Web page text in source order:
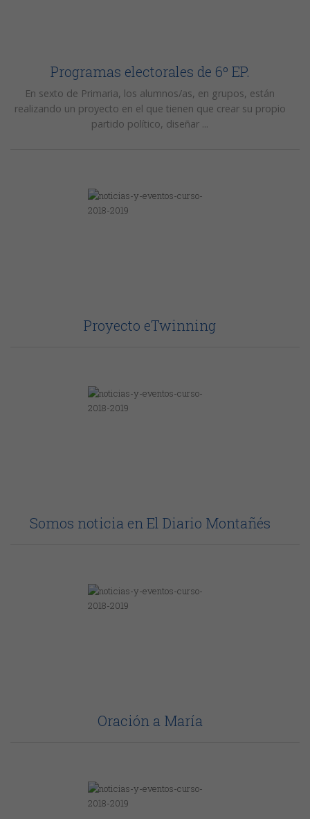
Programas electorales de 6º EP.
En sexto de Primaria, los alumnos/as, en grupos, están
realizando un proyecto en el que tienen que crear su propio
partido político, diseñar ...
Proyecto eTwinning
Somos noticia en El Diario Montañés
Oración a María